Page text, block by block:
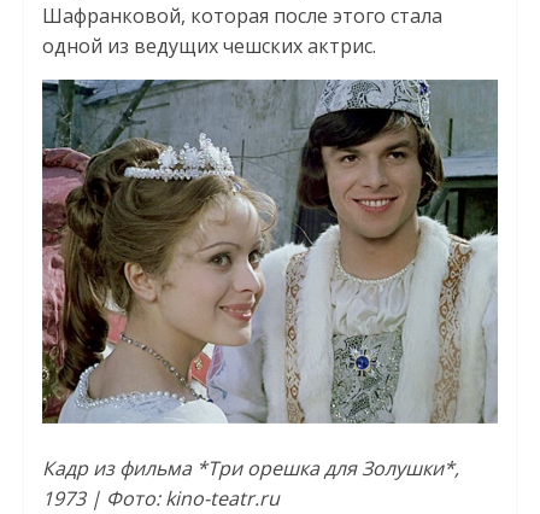
Шафранковой, которая после этого стала
одной из ведущих чешских актрис.
Кадр из фильма *Три орешка для Золушки*,
1973 | Фото: kino-teatr.ru